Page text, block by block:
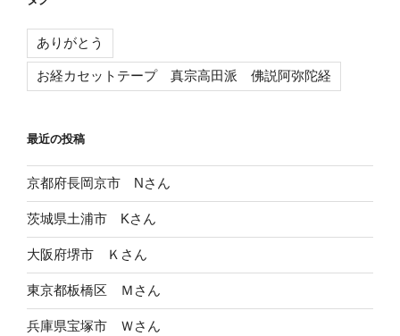
ありがとう
お経カセットテープ 真宗高田派 佛説阿弥陀経
最近の投稿
京都府長岡京市 Nさん
茨城県土浦市 Kさん
大阪府堺市 Ｋさん
東京都板橋区 Ｍさん
兵庫県宝塚市 Ｗさん